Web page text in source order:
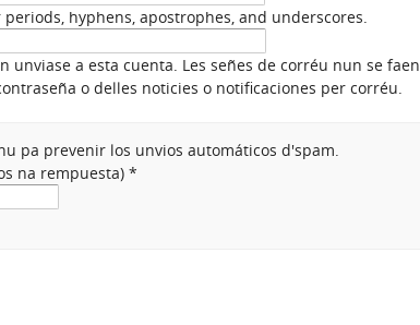
hyphens, apostrophes, and underscores.
unviase a esta cuenta. Les señes de corréu nun se faen
o delles noticies o notificaciones per corréu.
pa prevenir los unvios automáticos d'spam.
na rempuesta)*